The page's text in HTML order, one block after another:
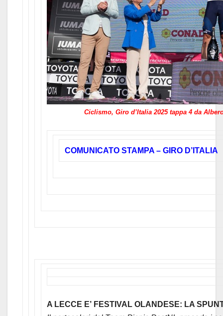
Ciclismo, Giro d’Italia 2025 tappa 4 da
COMUNICATO STAMPA – GIRO D’ITALIA
A LECCE E’ FESTIVAL OLANDESE: LA